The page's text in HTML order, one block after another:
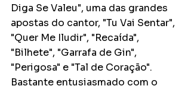
Diga Se Valeu", uma das grandes
apostas do cantor, "Tu Vai Sentar",
"Quer Me Iludir", "Recaída",
"Bilhete", "Garrafa de Gin",
"Perigosa" e "Tal de Coração".
Bastante entusiasmado com o